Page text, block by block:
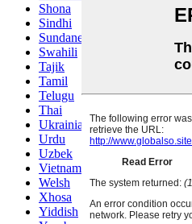
Shona
Sindhi
Sundanese
Swahili
Tajik
Tamil
Telugu
Thai
Ukrainian
Urdu
Uzbek
Vietnamese
Welsh
Xhosa
Yiddish